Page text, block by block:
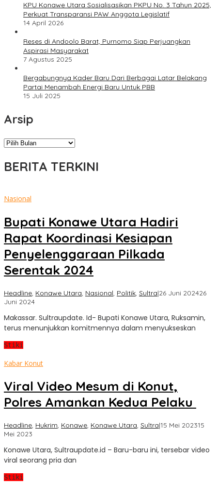
KPU Konawe Utara Sosialisasikan PKPU No. 3 Tahun 2025,
Perkuat Transparansi PAW Anggota Legislatif
14 April 2026
Reses di Andoolo Barat, Purnomo Siap Perjuangkan
Aspirasi Masyarakat
7 Agustus 2025
Bergabungnya Kader Baru Dari Berbagai Latar Belakang
Partai Menambah Energi Baru Untuk PBB
15 Juli 2025
Arsip
Arsip
BERITA TERKINI
Sultra
Nasional
Bupati Konawe Utara Hadiri
Rapat Koordinasi Kesiapan
Penyelenggaraan Pilkada
Serentak 2024
Headline, Konawe Utara, Nasional, Politik, Sultra|26 Juni 202426
Juni 2024oleh
Update
Makassar. Sultraupdate. Id- Bupati Konawe Utara, Ruksamin,
terus menunjukkan komitmennya dalam menyukseskan
Stiki
Kabar Konut
Viral Video Mesum di Konut,
Polres Amankan Kedua Pelaku
Headline, Hukrim, Konawe, Konawe Utara, Sultra|15 Mei 202315
Mei 2023
Update
Konawe Utara, Sultraupdate.id – Baru-baru ini, tersebar video
viral seorang pria dan
Stiki